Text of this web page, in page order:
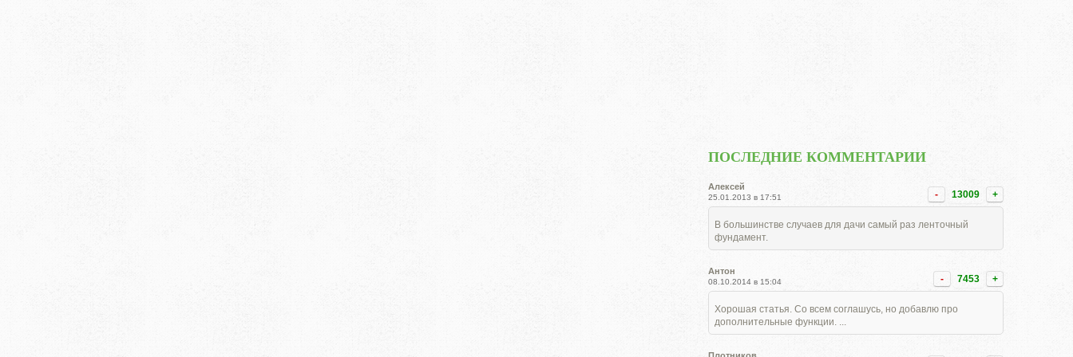
ПОСЛЕДНИЕ КОММЕНТАРИИ
- 13009 +
Алексей
25.01.2013 в 17:51
В большинстве случаев для дачи самый раз ленточный
фундамент.
- 7453 +
Антон
08.10.2014 в 15:04
Хорошая статья. Со всем соглашусь, но добавлю про
дополнительные функции. ...